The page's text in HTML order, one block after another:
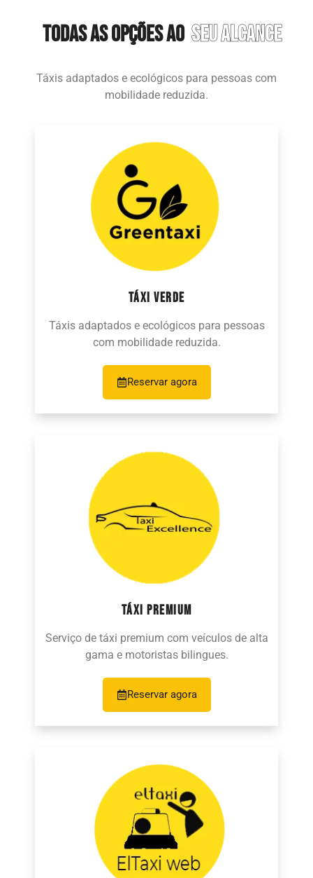
TODAS AS OPÇÕES AO SEU ALCANCE
Táxis adaptados e ecológicos para pessoas com
mobilidade reduzida.
TÁXI VERDE
Táxis adaptados e ecológicos para pessoas
com mobilidade reduzida.
Reservar agora
TÁXI PREMIUM
Serviço de táxi premium com veículos de alta
gama e motoristas bilingues.
Reservar agora